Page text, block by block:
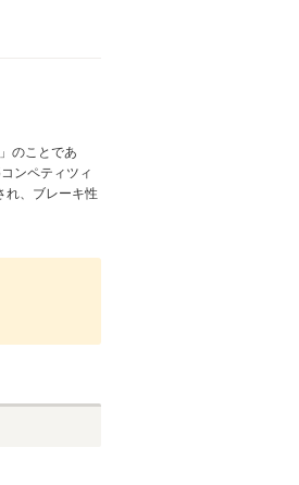
のことであ
ンペティツィ
れ、ブレーキ性